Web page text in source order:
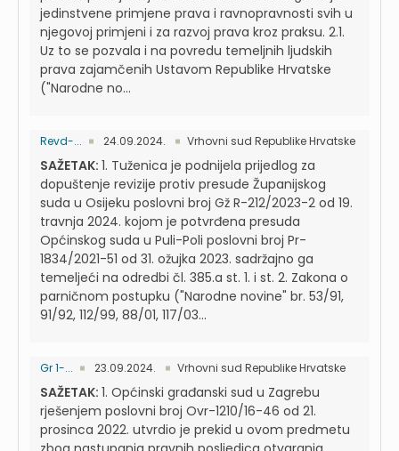
jedinstvene primjene prava i ravnopravnosti svih u
njegovoj primjeni i za razvoj prava kroz praksu. 2.1.
Uz to se pozvala i na povredu temeljnih ljudskih
prava zajamčenih Ustavom Republike Hrvatske
("Narodne no...
Revd-... 24.09.2024. Vrhovni sud Republike Hrvatske
SAŽETAK: 1. Tuženica je podnijela prijedlog za
dopuštenje revizije protiv presude Županijskog
suda u Osijeku poslovni broj Gž R-212/2023-2 od 19.
travnja 2024. kojom je potvrđena presuda
Općinskog suda u Puli-Poli poslovni broj Pr-
1834/2021-51 od 31. ožujka 2023. sadržajno ga
temeljeći na odredbi čl. 385.a st. 1. i st. 2. Zakona o
parničnom postupku ("Narodne novine" br. 53/91,
91/92, 112/99, 88/01, 117/03...
Gr 1-... 23.09.2024. Vrhovni sud Republike Hrvatske
SAŽETAK: 1. Općinski građanski sud u Zagrebu
rješenjem poslovni broj Ovr-1210/16-46 od 21.
prosinca 2022. utvrdio je prekid u ovom predmetu